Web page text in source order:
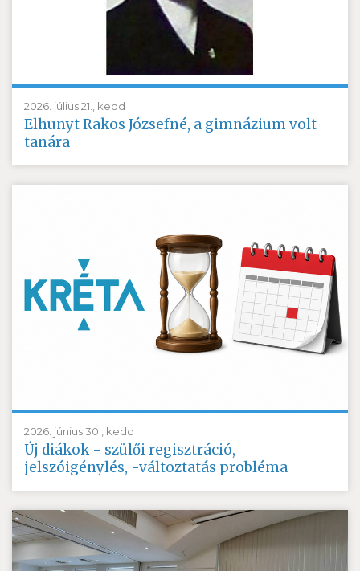
2026. július 21., kedd
Elhunyt Rakos Józsefné, a gimnázium volt
tanára
2026. június 30., kedd
Új diákok - szülői regisztráció,
jelszóigénylés, -változtatás probléma